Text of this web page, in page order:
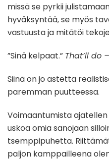
missä se pyrkii
hyväksyntää, se myös
vastuusta ja mitätöi
”Sinä kelpaat.” That’ll do
Siinä on jo astetta
paremman puutteessa.
Voimaantumista
uskoa omia sanojaan
tsemppipuhetta.
paljon kamppailleena